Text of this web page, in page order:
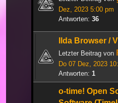
Dez, 2023 5:00 pm
Antworten: 36
Ilda Browser /
Letzter Beitrag von
Do 07 Dez, 2023
Antworten: 1
o-time! Open